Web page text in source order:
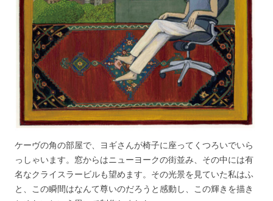
ケーヴの角の部屋で、ヨギさんが椅子に座ってくつろいでいら
っしゃいます。窓からはニューヨークの街並み、その中には有
名なクライスラービルも望めます。その光景を見ていた私はふ
と、この瞬間はなんて尊いのだろうと感動し、この輝きを描き